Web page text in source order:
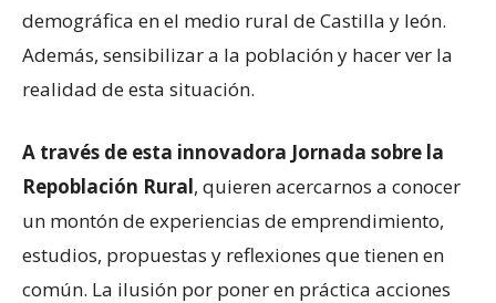
demográfica en el medio rural de Castilla y león.
Además, sensibilizar a la población y hacer ver la
realidad de esta situación.
A través de esta innovadora Jornada sobre la
Repoblación Rural, quieren acercarnos a conocer
un montón de experiencias de emprendimiento,
estudios, propuestas y reflexiones que tienen en
común. La ilusión por poner en práctica acciones